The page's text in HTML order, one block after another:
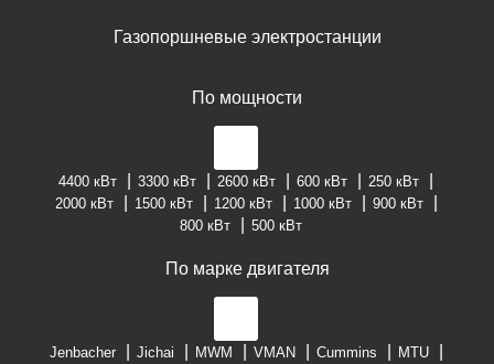
Газопоршневые электростанции
По мощности
4400 кВт 3300 кВт 2600 кВт 600 кВт
250 кВт
2000 кВт
1500 кВт 1200 кВт 1000 кВт
900 кВт
800 кВт
500 кВт
По марке двигателя
Jenbacher Jichai MWM VMAN Cummins
MTU